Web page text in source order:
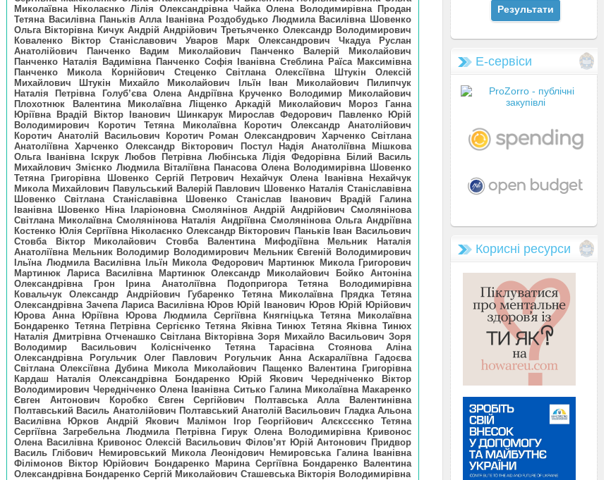
Миколаївна Ніколаєнко Лілія Олександрівна Чайка Олена Володимирівна Продан
Тетяна Василівна Паньків Алла Іванівна Роздобудько Людмила Василівна Шовенко
Ольга Вікторівна Кичук Андрій Андрійович Третьяченко Олександр Володимирович
Коваленко Віктор Станіславович Уваров Марк Олександрович Чкадуа Руслан
Анатолійович Панченко Вадим Миколайович Панченко Валерій Миколайович
Панченко Наталія Вадимівна Панченко Софія Іванівна Стеблина Раїса Максимівна
Панченко Микола Корнійович Стеценко Світлана Олексіївна Штукін Олексій
Михайлович Штукін Михайло Миколайович Ільїн Іван Миколайович Пилипчук
Наталія Петрівна Голуб’єва Олена Андріївна Крученко Володимир Миколайович
Плохотнюк Валентина Миколаївна Ліщенко Аркадій Миколайович Мороз Ганна
Юріївна Врадій Віктор Іванович Шинкарук Мирослав Федорович Павленко Юрій
Володимирович Коротич Тетяна Миколаївна Коротич Олександр Анатолійович
Коротич Анатолій Васильович Коротич Роман Олександрович Харченко Світлана
Анатоліївна Харченко Олександр Вікторович Постул Надія Анатоліївна Мішкова
Ольга Іванівна Іскрук Любов Петрівна Любінська Лідія Федорівна Білий Василь
Михайлович Змієнко Людмила Віталіївна Панасова Олена Володимирівна Шовенко
Тетяна Григорівна Шовенко Сергій Петрович Нехайчук Олена Іванівна Нехайчук
Микола Михайлович Павульський Валерій Павлович Шовенко Наталія Станіславівна
Шовенко Світлана Станіславівна Шовенко Станіслав Іванович Врадій Галина
Іванівна Шовенко Ніна Іларіоновна Смолянінов Андрій Андрійович Смолянінова
Світлана Миколаївна Смолянінова Наталія Андріївна Смолянінова Ольга Андріївна
Костенко Юлія Сергіївна Ніколаєнко Олександр Вікторович Паньків Іван Васильович
Стовба Віктор Миколайович Стовба Валентина Мифодіївна Мельник Наталія
Анатоліївна Мельник Володимир Володимирович Мельник Євгеній Володимирович
Ільїна Людмила Василівна Ільїн Микола Федорович Мартинюк Микола Григорович
Мартинюк Лариса Василівна Мартинюк Олександр Миколайович Бойко Антоніна
Олександрівна Грон Ірина Анатоліївна Подопригора Тетяна Володимирівна
Ковальчук Олександр Андрійович Губаренко Тетяна Миколаївна Прядка Тетяна
Олександрівна Зачепа Лариса Василівна Юров Юрій Іванович Юров Юрій Юрійович
Юрова Анна Юріївна Юрова Людмила Сергіївна Княгніцька Тетяна Миколаївна
Бондаренко Тетяна Петрівна Сергієнко Тетяна Яківна Тинюх Тетяна Яківна Тинюх
Наталія Дмитрівна Отченашко Світлана Вікторівна Зоря Михайло Васильович Зоря
Володимир Васильович Колісніченко Тетяна Тарасівна Стоянова Аліна
Олександрівна Рогульчик Олег Павлович Рогульчик Анна Аскараліївна Гадоєва
Світлана Олексіївна Дубина Микола Миколайович Пащенко Валентина Григорівна
Кардаш Наталія Олександрівна Бондаренко Юрій Якович Чередніченко Віктор
Володимирович Чередніченко Олена Іванівна Ситько Галина Миколаївна Макаренко
Євген Антонович Коробко Євген Сергійович Полтавська Алла Валентинівна
Полтавський Василь Анатолійович Полтавський Анатолій Васильович Гладка Альона
Василівна Юрков Андрій Якович Малімон Ігор Георгійович Алєксєєнко Тетяна
Сергіївна Загребельна Людмила Петрівна Гирук Олена Володимирівна Кривонос
Олена Василівна Кривонос Олексій Васильович Філов’ят Юрій Антонович Придвор
Василь Глібович Немировський Микола Леонідович Немировська Галина Іванівна
Філімонов Віктор Юрійович Бондаренко Марина Сергіївна Бондаренко Валентина
Олександрівна Бондаренко Сергій Миколайович Сташевська Вікторія Володимирівна
Е-сервіси
Корисні ресурси